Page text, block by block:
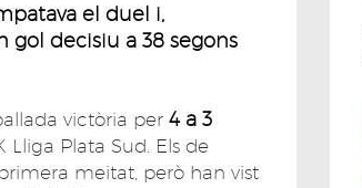
el duel i,
gol decisiu a 38 segons
victòria per 4 a 3
Lliga Plata Sud. Els de
meitat, però han vist